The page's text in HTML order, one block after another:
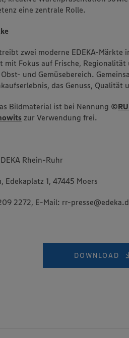
an. Es besteht das Risiko eines Zugriffs
genau, wie die Anbieter der genannten Dienste
Stichworten „YouTube” und „Vimeo”.
eine zentrale Rolle.
zwei moderne EDEKA-Märkte
mit Fokus auf Frische,
und Gemüsebereich.
das Genuss,
Bildmaterial ist bei Nennung ©
zur Verwendung frei.
Rhein-Ruhr
Edekaplatz 1, 47445 Moers
2272, E-Mail: rr-
DOWNLOAD